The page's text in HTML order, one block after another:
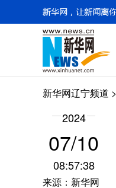
新华网辽宁频道 >
2024
07/10
08:57:38
来源：新华网